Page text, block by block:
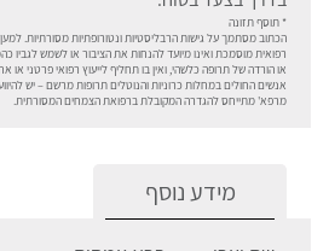
* תוסף תזונה
הכתוב מסתמך על גישות הרבליסטיות ונטורופתיות מסורתיות.
רפואית מוסמכת ואינו מיועד להנחות את הציבור או לשמש לגביו
או הורדה של תרופה כלשהי, ואין בו תחליף לייעוץ רפואי פרטני או
אנשים החולים במחלות כרוניות והנוטלים תרופות מרשם – יש
מרפא' מתייחס להגדרה המקובלת ברפואת הצמחים המסורתית.
מידע נוסף